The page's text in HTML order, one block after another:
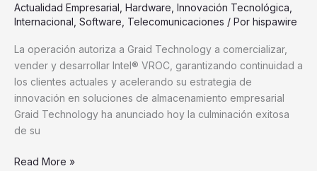
Actualidad Empresarial Hardware Innovación Tecnológica
Internacional Software Telecomunicaciones / Por hispawire
La operación autoriza a Graid Technology a comercializar,
vender y desarrollar Intel® VROC, garantizando continuidad a
los clientes actuales y acelerando su estrategia de
innovación en soluciones de almacenamiento empresarial
Graid Technology ha anunciado hoy la culminación exitosa
de su
almacenamiento
empresarial
Read More »